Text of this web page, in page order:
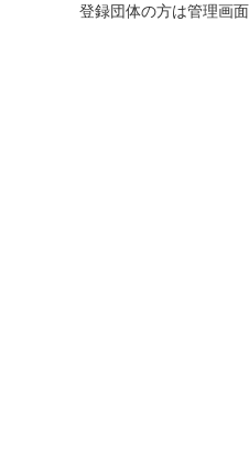
登録団体の方は管理画